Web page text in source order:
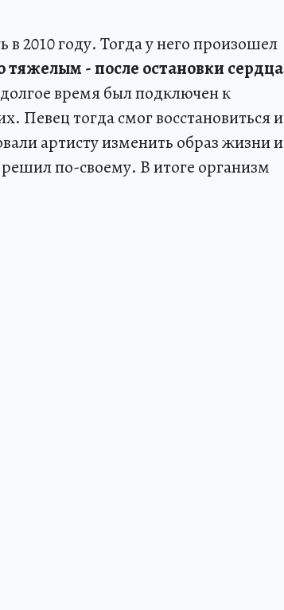
2010 году. Тогда у него произошел
тяжелым - после остановки сердца
время был подключен к
Певец тогда смог восстановиться и
артисту изменить образ жизни и
по-своему. В итоге организм